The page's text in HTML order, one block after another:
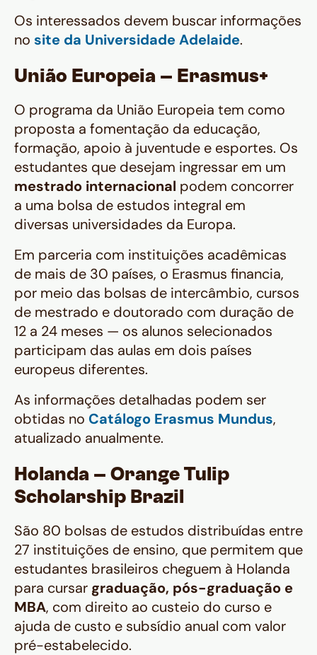
Os interessados devem buscar informações
no site da Universidade Adelaide.
União Europeia – Erasmus+
O programa da União Europeia tem como
proposta a fomentação da educação,
formação, apoio à juventude e esportes. Os
estudantes que desejam ingressar em um
mestrado internacional podem concorrer
a uma bolsa de estudos integral em
diversas universidades da Europa.
Em parceria com instituições acadêmicas
de mais de 30 países, o Erasmus financia,
por meio das bolsas de intercâmbio, cursos
de mestrado e doutorado com duração de
12 a 24 meses — os alunos selecionados
participam das aulas em dois países
europeus diferentes.
As informações detalhadas podem ser
obtidas no Catálogo Erasmus Mundus,
atualizado anualmente.
Holanda – Orange Tulip
Scholarship Brazil
São 80 bolsas de estudos distribuídas entre
27 instituições de ensino, que permitem que
estudantes brasileiros cheguem à Holanda
para cursar graduação, pós-graduação e
MBA, com direito ao custeio do curso e
ajuda de custo e subsídio anual com valor
pré-estabelecido.